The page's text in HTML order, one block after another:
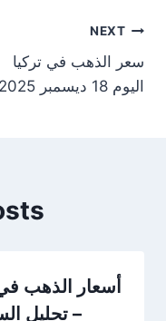
NEXT
سعر الذهب في تركيا
اليوم 18 ديسمبر 2025
– تحليل